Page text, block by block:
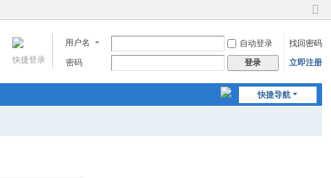
切
到
窄
用户名 自动登录
找回密码
密码
登录 立即注册
快捷登录
快捷导航